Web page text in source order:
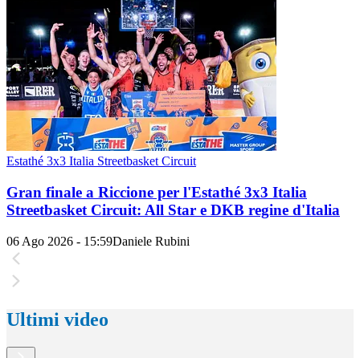
Estathé 3x3 Italia Streetbasket Circuit
Gran finale a Riccione per l'Estathé 3x3 Italia
Streetbasket Circuit: All Star e DKB regine d'Italia
06 Ago 2026 - 15:59Daniele Rubini
Ultimi video